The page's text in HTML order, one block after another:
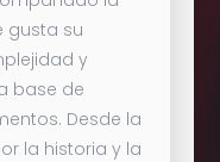
gusta su
y
base de
Desde la
la historia y la